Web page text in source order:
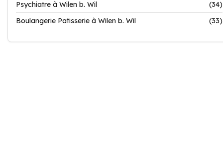
Psychiatre à Wilen b. Wil
(34)
Boulangerie Patisserie à Wilen b. Wil
(33)